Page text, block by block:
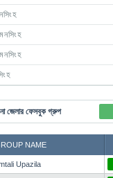
জেলার ফেসবুক গ্রুপ
NAME
Upazila